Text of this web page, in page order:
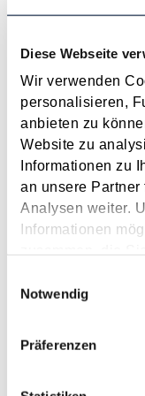
Diese Webseite
Wir verwenden
personalisieren,
anbieten zu
Website zu
Informationen zu
an unsere Partner
Analysen weiter.
Informationen
gesammelt haben.
Notwendig
Präferenzen
August 2026
Einleitung und
Bundesfinanzgericht
hatte sich mit der
Elternteil nach einer
wenn sich das
eines...
Langtext
Suche nach Datum